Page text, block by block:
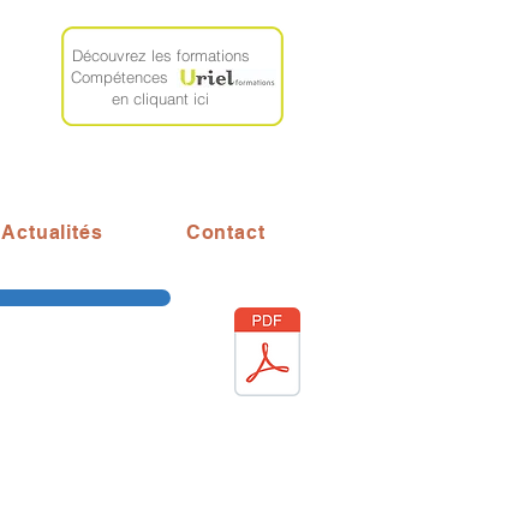
Découvrez les formations
Compétences
en cliquant ici
Actualités Contact